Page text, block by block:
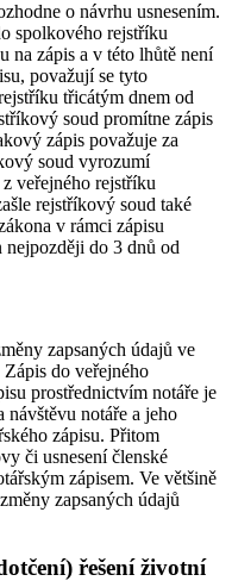
o návrhu usnesením.
spolkového rejstříku
na zápis a v této lhůtě není
považují se tyto
třicátým dnem od
soud promítne zápis
zápis považuje za
soud vyrozumí
veřejného rejstříku
rejstříkový soud také
v rámci zápisu
nejpozději do 3 dnů od
zapsaných údajů ve
do veřejného
prostřednictvím notáře je
návštěvu notáře a jeho
zápisu. Přitom
či usnesení členské
zápisem. Ve většině
zapsaných údajů
řešení životní